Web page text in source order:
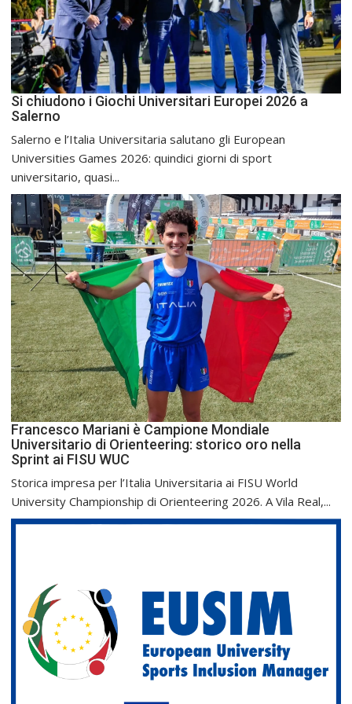
Si chiudono i Giochi Universitari Europei 2026 a
Salerno
Salerno e l’Italia Universitaria salutano gli European
Universities Games 2026: quindici giorni di sport
universitario, quasi...
Francesco Mariani è Campione Mondiale
Universitario di Orienteering: storico oro nella
Sprint ai FISU WUC
Storica impresa per l’Italia Universitaria ai FISU World
University Championship di Orienteering 2026. A Vila Real,...